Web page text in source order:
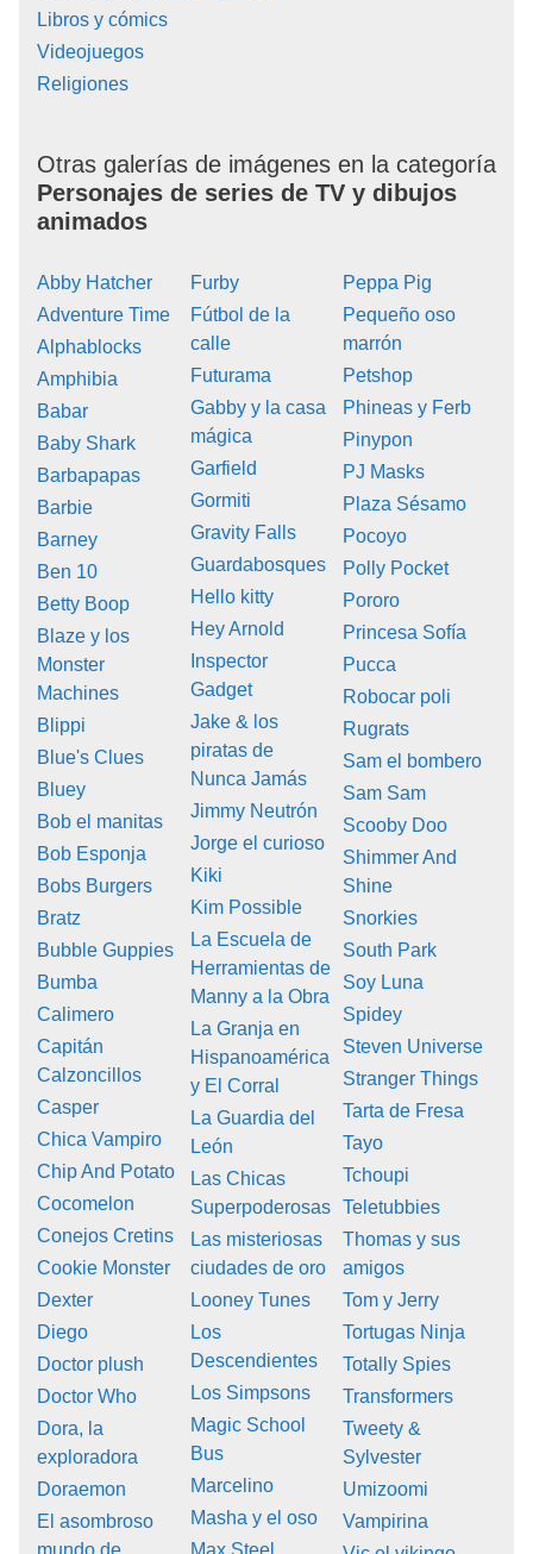
Libros y cómics
Videojuegos
Religiones
Otras galerías de imágenes en la categoría
Personajes de series de TV y dibujos
animados
Abby Hatcher
Adventure Time
Alphablocks
Amphibia
Babar
Baby Shark
Barbapapas
Barbie
Barney
Ben 10
Betty Boop
Blaze y los
Monster
Machines
Blippi
Blue's Clues
Bluey
Bob el manitas
Bob Esponja
Bobs Burgers
Bratz
Bubble Guppies
Bumba
Calimero
Capitán
Calzoncillos
Casper
Chica Vampiro
Chip And Potato
Cocomelon
Conejos Cretins
Cookie Monster
Dexter
Diego
Doctor plush
Doctor Who
Dora, la
exploradora
Doraemon
El asombroso
mundo de
Furby
Fútbol de la
calle
Futurama
Gabby y la casa
mágica
Garfield
Gormiti
Gravity Falls
Guardabosques
Hello kitty
Hey Arnold
Inspector
Gadget
Jake & los
piratas de
Nunca Jamás
Jimmy Neutrón
Jorge el curioso
Kiki
Kim Possible
La Escuela de
Herramientas de
Manny a la Obra
La Granja en
Hispanoamérica
y El Corral
La Guardia del
León
Las Chicas
Superpoderosas
Las misteriosas
ciudades de oro
Looney Tunes
Los
Descendientes
Los Simpsons
Magic School
Bus
Marcelino
Masha y el oso
Max Steel
Peppa Pig
Pequeño oso
marrón
Petshop
Phineas y Ferb
Pinypon
PJ Masks
Plaza Sésamo
Pocoyo
Polly Pocket
Pororo
Princesa Sofía
Pucca
Robocar poli
Rugrats
Sam el bombero
Sam Sam
Scooby Doo
Shimmer And
Shine
Snorkies
South Park
Soy Luna
Spidey
Steven Universe
Stranger Things
Tarta de Fresa
Tayo
Tchoupi
Teletubbies
Thomas y sus
amigos
Tom y Jerry
Tortugas Ninja
Totally Spies
Transformers
Tweety &
Sylvester
Umizoomi
Vampirina